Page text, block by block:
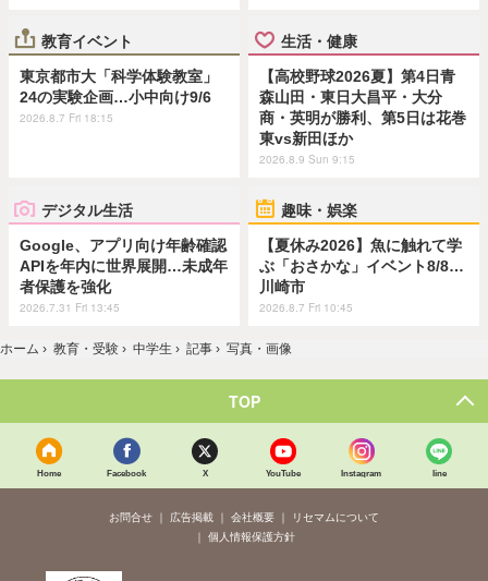
教育イベント
東京都市大「科学体験教室」
24の実験企画…小中向け9/6
2026.8.7 Fri 18:15
生活・健康
【高校野球2026夏】第4日青
森山田・東日大昌平・大分
商・英明が勝利、第5日は花巻
東vs新田ほか
2026.8.9 Sun 9:15
デジタル生活
Google、アプリ向け年齢確認
APIを年内に世界展開…未成年
者保護を強化
2026.7.31 Fri 13:45
趣味・娯楽
【夏休み2026】魚に触れて学
ぶ「おさかな」イベント8/8…
川崎市
2026.8.7 Fri 10:45
ホーム › 教育・受験 › 中学生 › 記事 › 写真・画像
TOP
Home Facebook X YouTube Instagram line
お問合せ 広告掲載 会社概要
リセマムについて
個人情報保護方針